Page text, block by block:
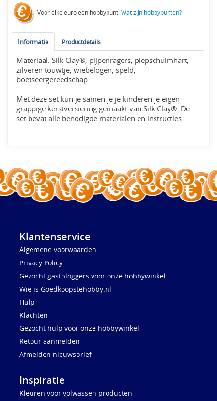
Voor elke euro een hobbypunt,Wat zijn hobbypunten?
Informatie Productdetails
Materiaal: Silk Clay®, pijpenragers, piepschuimhart,
zilveren touwtje, wiebelogen, speld,
boetseergereedschap.
Met deze set kun je samen je je kinderen je eigen
grappige kerstversiering gemaakt van Silk Clay®. De
set bevat alle benodigde materialen en instructies.
Klantenservice
Algemene voorwaarden
Privacy Policy
Gezocht gastbloggers voor onze hobbywinkel
Wie is Goedkoopstehobby.nl
Hulp
Klachten
Gezocht hulp voor onze hobbywinkel
Retour aanmelden
Afmelden nieuwsbrief
Inspiratie
Kleuren voor volwassen producten